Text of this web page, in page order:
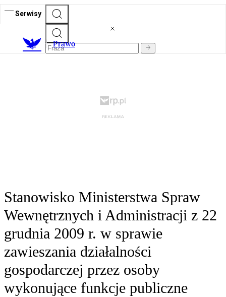
Serwisy
Prawo
Stanowisko Ministerstwa Spraw
Wewnętrznych i Administracji z 22
grudnia 2009 r. w sprawie
zawieszania działalności
gospodarczej przez osoby
wykonujące funkcje publiczne